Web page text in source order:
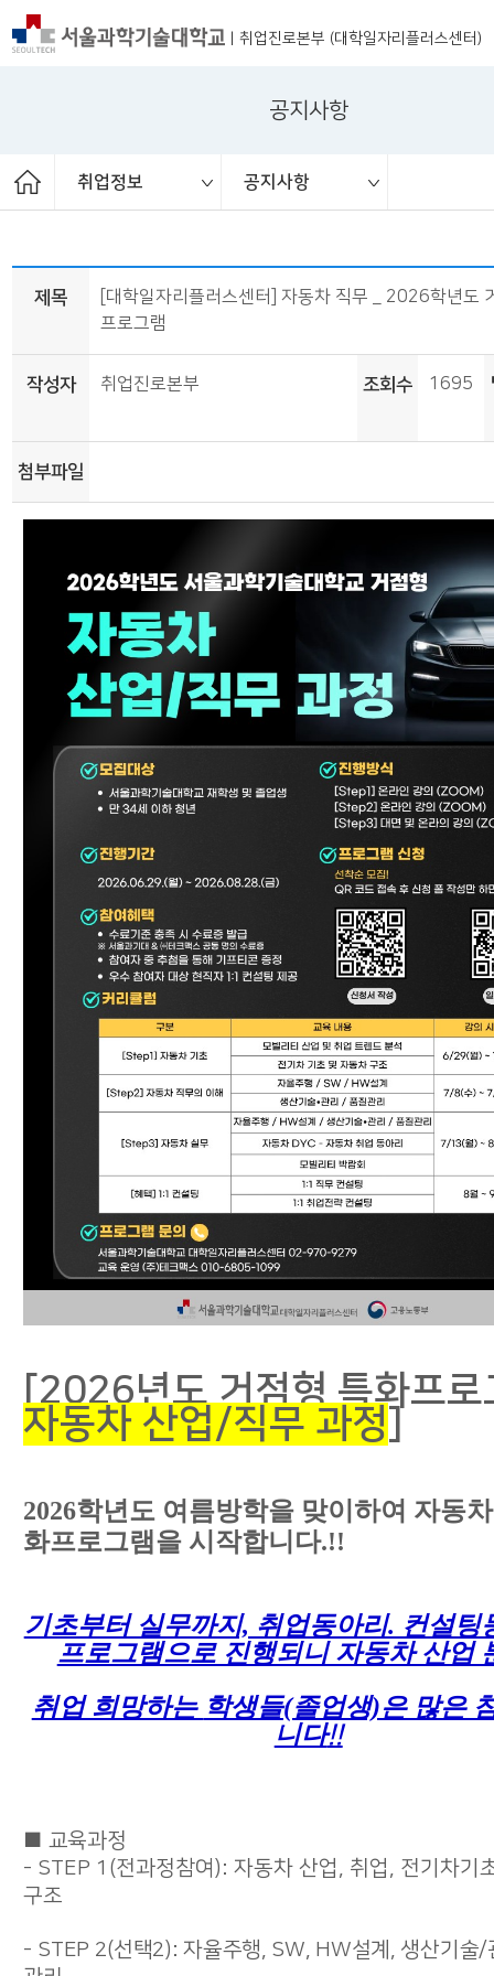
|취업진로본부 (대학일자리플러스센터)
공지사항
취업정보 공지사항
취업상담
프로그램
채용공고
취업정보
ST커리어멘토링
취업진로본부
공지사항
대외활동
청년정책
취업 서포터즈
보도자료
제목
[대학일자리플러스센터] 자동차 직무 _ 2026학년도
프로그램
작성자 취업진로본부 조회수 1695
첨부파일
[2026년도 거점형 특화프로
자동차 산업/직무 과정]
2026학년도 여름방학을 맞이하여 자동
화프로그램을 시작합니다.!!
기초부터 실무까지, 취업동아리. 컨설팅
프로그램으로 진행되니 자동차 산업
취업 희망하는 학생들(졸업생)은 많은
니다!!
■ 교육과정
- STEP 1(전과정참여): 자동차 산업, 취업, 전기차기
구조
- STEP 2(선택2): 자율주행, SW, HW설계, 생산기술/